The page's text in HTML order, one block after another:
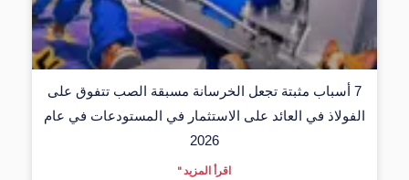
7 أسباب مثبتة تجعل الخرسانة مسبقة الصب تتفوق على
الفولاذ في العائد على الاستثمار في المستودعات في عام
2026
اقرأ المزيد "